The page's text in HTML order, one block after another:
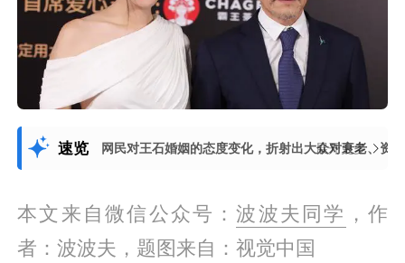
速览 网民对王石婚姻的态度变化，折射出大众对衰老、资
展开更多
本文来自微信公众号：波波夫同学 ，作
者：波波夫，题图来自：视觉中国